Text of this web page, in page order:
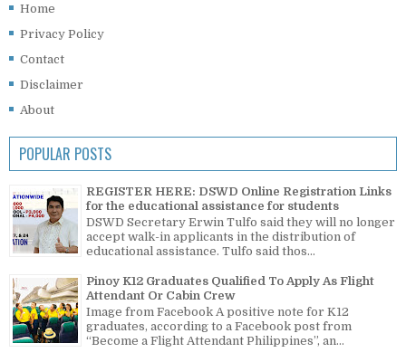
Home
Privacy Policy
Contact
Disclaimer
About
POPULAR POSTS
REGISTER HERE: DSWD Online Registration Links
for the educational assistance for students
DSWD Secretary Erwin Tulfo said they will no longer
accept walk-in applicants in the distribution of
educational assistance. Tulfo said thos...
Pinoy K12 Graduates Qualified To Apply As Flight
Attendant Or Cabin Crew
Image from Facebook A positive note for K12
graduates, according to a Facebook post from
“Become a Flight Attendant Philippines”, an...